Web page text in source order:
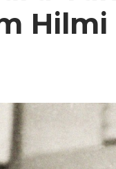
Hilmi